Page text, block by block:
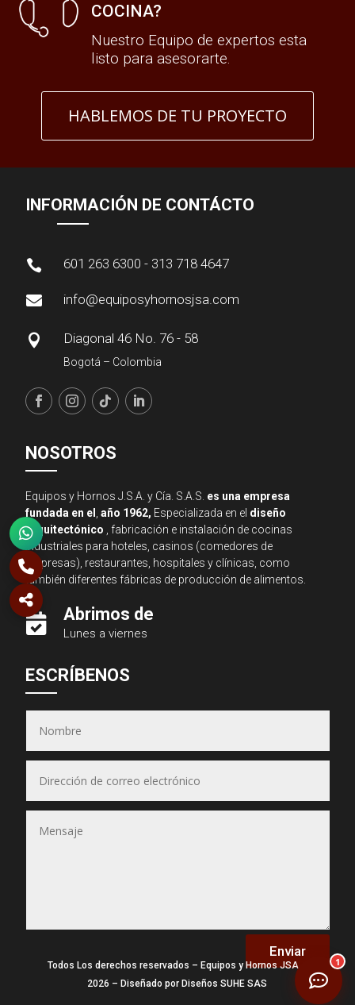
COCINA?
Nuestro Equipo de expertos esta
listo para asesorarte.
HABLEMOS DE TU PROYECTO
INFORMACIÓN DE CONTÁCTO
 601 263 6300 - 313 718 4647
 info@equiposyhornosjsa.com
 Diagonal 46 No. 76 - 58
Bogotá – Colombia
NOSOTROS
Equipos y Hornos J.S.A. y Cía. S.A.S. es una empresa
fundada en el ,año 1962, Especializada en el diseño
arquitectónico , fabricación e instalación de cocinas
industriales para hoteles, casinos (comedores de
empresas), restaurantes, hospitales y clínicas, como
también diferentes fábricas de producción de alimentos.
 Abrimos de
Lunes a viernes
ESCRÍBENOS
Enviar
Todos Los derechos reservados – Equipos y Hornos JSA –
2026 – Diseñado por Diseños SUHE SAS
1
● En línea ahora
(Puedes seleccionar varios)